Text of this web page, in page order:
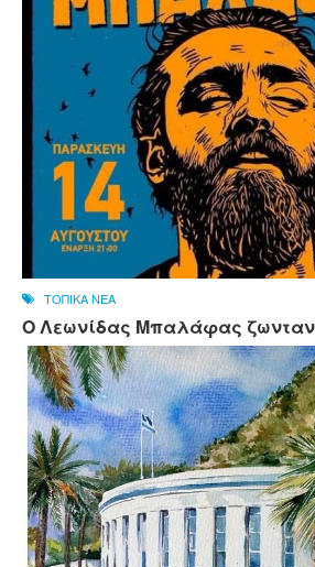
ΤΟΠΙΚΑ ΝΕΑ
Ο Λεωνίδας Μπαλάφας